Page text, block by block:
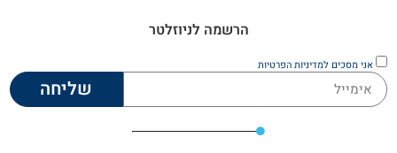
הרשמה לניוזלטר
אני מסכים למדיניות הפרטיות
שליחה